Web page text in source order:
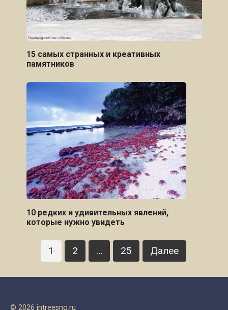
15 самых странных и креативных
памятников
10 редких и удивительных явлений,
которые нужно увидеть
1 2 … 25 Далее
© 2026 intreesno.ru